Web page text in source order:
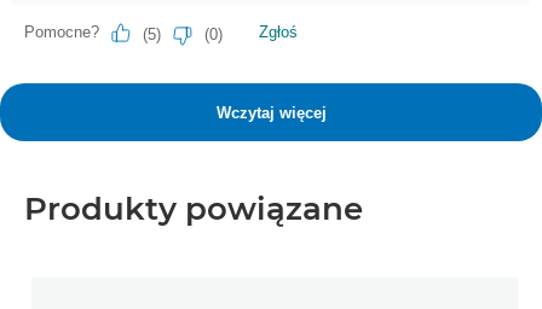
Produkty powiązane